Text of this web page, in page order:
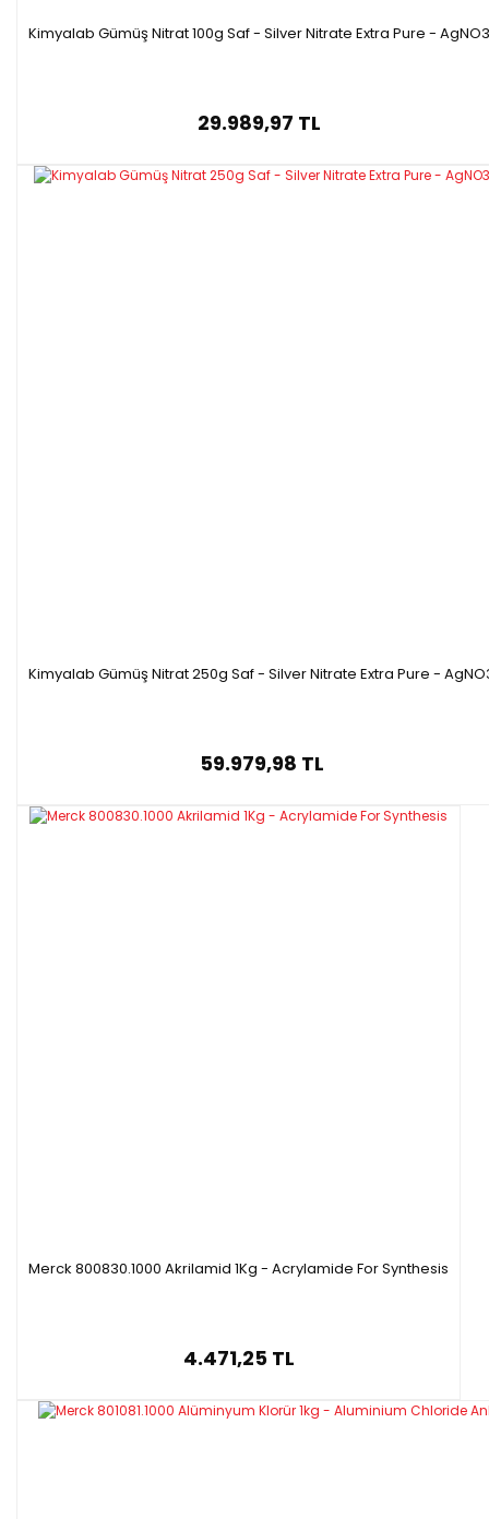
Kimyalab Gümüş Nitrat 100g Saf - Silver Nitrate Extra Pure - AgNO3
29.989,97 TL
Kimyalab Gümüş Nitrat 250g Saf - Silver Nitrate Extra Pure -
59.979,98 TL
Merck 800830.1000 Akrilamid 1Kg - Acrylamide For Synthesis
4.471,25 TL